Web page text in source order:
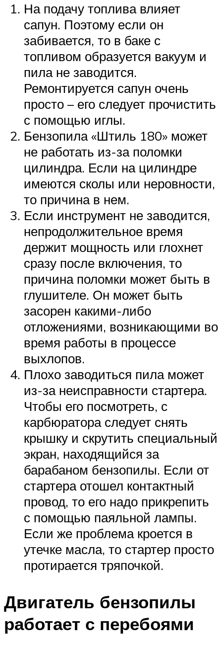
На подачу топлива влияет
сапун. Поэтому если он
забивается, то в баке с
топливом образуется вакуум и
пила не заводится.
Ремонтируется сапун очень
просто – его следует прочистить
с помощью иглы.
Бензопила «Штиль 180» может
не работать из-за поломки
цилиндра. Если на цилиндре
имеются сколы или неровности,
то причина в нем.
Если инструмент не заводится,
непродолжительное время
держит мощность или глохнет
сразу после включения, то
причина поломки может быть в
глушителе. Он может быть
засорен какими-либо
отложениями, возникающими во
время работы в процессе
выхлопов.
Плохо заводиться пила может
из-за неисправности стартера.
Чтобы его посмотреть, с
карбюратора следует снять
крышку и скрутить специальный
экран, находящийся за
барабаном бензопилы. Если от
стартера отошел контактный
провод, то его надо прикрепить
с помощью паяльной лампы.
Если же проблема кроется в
утечке масла, то стартер просто
протирается тряпочкой.
Двигатель бензопилы
работает с перебоями